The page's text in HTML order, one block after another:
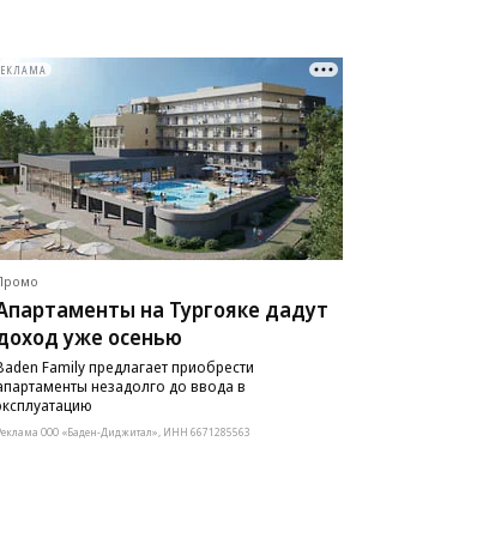
на Тургояке дадут
уже осенью
Family предлагает приобрести
незадолго до ввода в
ООО «Баден-Диджитал», ИНН 6671285563